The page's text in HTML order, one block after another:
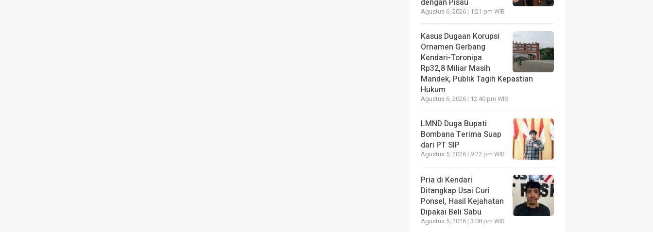
dengan Pisau
Agustus 6, 2026 | 1:21 pm WIB
Kasus Dugaan Korupsi
Ornamen Gerbang
Kendari-Toronipa
Rp32,8 Miliar Masih
Mandek, Publik Tagih Kepastian
Hukum
Agustus 6, 2026 | 12:40 pm WIB
LMND Duga Bupati
Bombana Terima Suap
dari PT SIP
Agustus 5, 2026 | 9:22 pm WIB
Pria di Kendari
Ditangkap Usai Curi
Ponsel, Hasil Kejahatan
Dipakai Beli Sabu
Agustus 5, 2026 | 3:08 pm WIB